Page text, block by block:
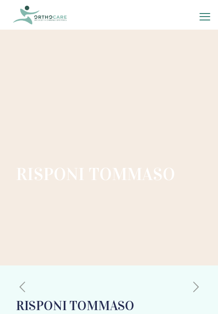
RISPONI TOMMASO
RISPONI TOMMASO